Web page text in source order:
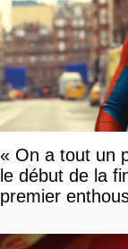
« On a tout un
le début de la
premier